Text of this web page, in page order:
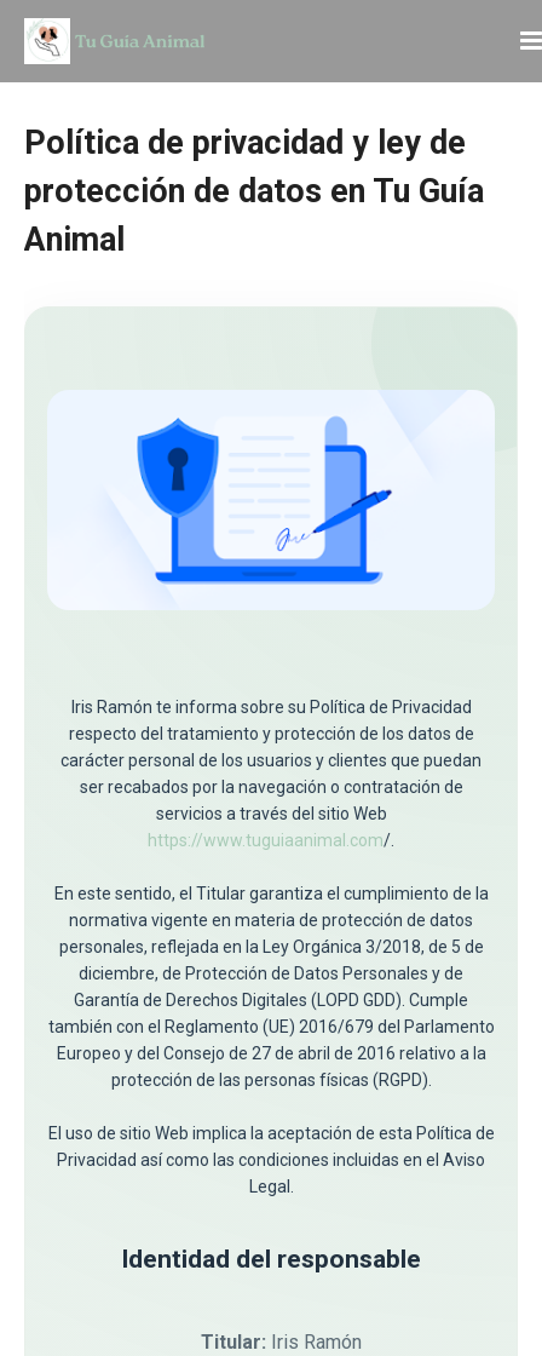
Política de privacidad y ley de
protección de datos en Tu Guía
Animal
Iris Ramón te informa sobre su Política de Privacidad
respecto del tratamiento y protección de los datos de
carácter personal de los usuarios y clientes que puedan
ser recabados por la navegación o contratación de
servicios a través del sitio Web
https://www.tuguiaanimal.com/.
En este sentido, el Titular garantiza el cumplimiento de la
normativa vigente en materia de protección de datos
personales, reflejada en la Ley Orgánica 3/2018, de 5 de
diciembre, de Protección de Datos Personales y de
Garantía de Derechos Digitales (LOPD GDD). Cumple
también con el Reglamento (UE) 2016/679 del Parlamento
Europeo y del Consejo de 27 de abril de 2016 relativo a la
protección de las personas físicas (RGPD).
El uso de sitio Web implica la aceptación de esta Política de
Privacidad así como las condiciones incluidas en el Aviso
Legal.
Identidad del responsable
Titular: Iris Ramón